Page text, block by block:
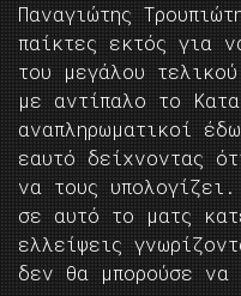
Παναγιώτης
παίκτες εκτός για
του μεγάλου
με αντίπαλο το
αναπληρωματικοί
εαυτό δείχνοντας
να τους
σε αυτό το ματς
ελλείψεις
δεν θα μπορούσε να